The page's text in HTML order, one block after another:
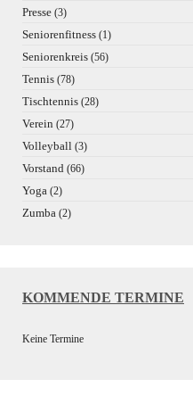
Presse (3)
Seniorenfitness (1)
Seniorenkreis (56)
Tennis (78)
Tischtennis (28)
Verein (27)
Volleyball (3)
Vorstand (66)
Yoga (2)
Zumba (2)
KOMMENDE TERMINE
Keine Termine